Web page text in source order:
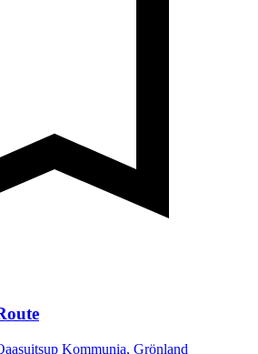
Kommunia, Grönland